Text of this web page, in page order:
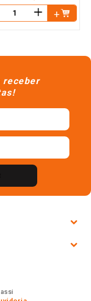
Poros Bastão Stick Facial
＋